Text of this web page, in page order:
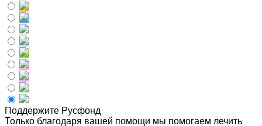
Поддержите Русфонд
Только благодаря вашей помощи мы помогаем лечить